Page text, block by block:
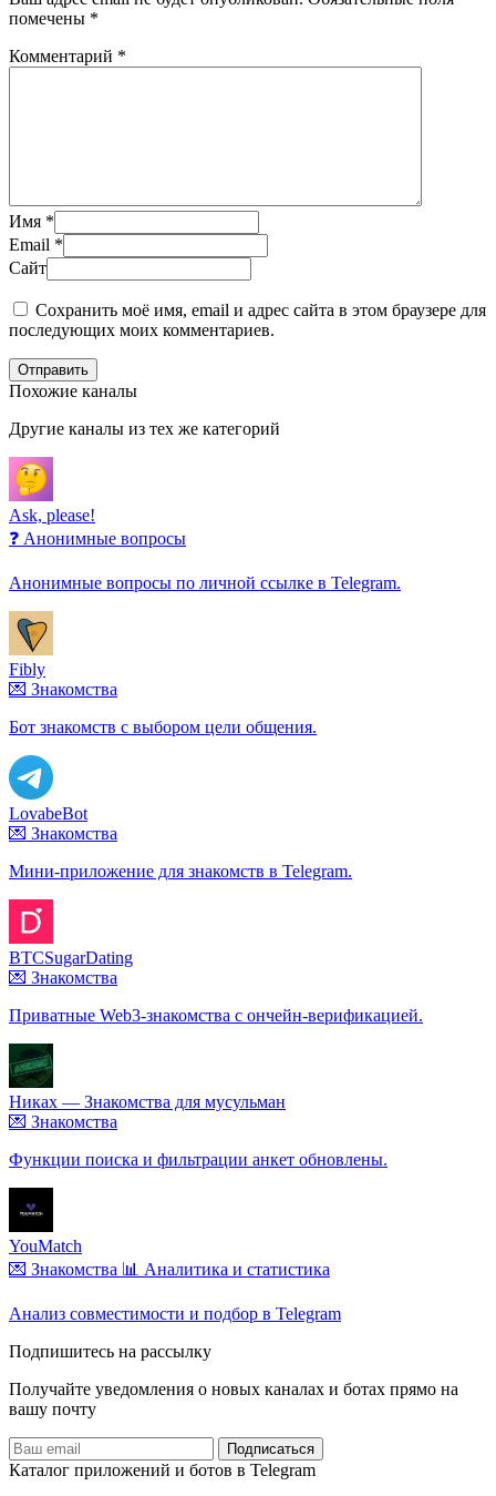
помечены *
Комментарий *
Имя *
Email *
Сайт
Сохранить моё имя, email и адрес сайта в этом браузере для
последующих моих комментариев.
Отправить
Похожие каналы
Другие каналы из тех же категорий
Ask, please!
❓ Анонимные вопросы
Анонимные вопросы по личной ссылке в Telegram.
Fibly
💌 Знакомства
Бот знакомств с выбором цели общения.
LovabeBot
💌 Знакомства
Мини-приложение для знакомств в Telegram.
BTCSugarDating
💌 Знакомства
Приватные Web3-знакомства с ончейн-верификацией.
Никах — Знакомства для мусульман
💌 Знакомства
Функции поиска и фильтрации анкет обновлены.
YouMatch
💌 Знакомства 📊 Аналитика и статистика
Анализ совместимости и подбор в Telegram
Подпишитесь на рассылку
Получайте уведомления о новых каналах и ботаx прямо на
вашу почту
Подписаться
Каталог приложений и ботов в Telegram